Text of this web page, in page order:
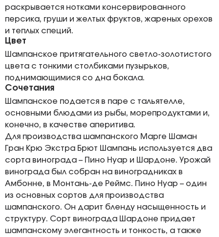
раскрывается нотками консервированного
персика, груши и желтых фруктов, жареных орехов
и теплых специй.
Цвет
Шампанское притягательного светло-золотистого
цвета с тонкими столбиками пузырьков,
поднимающимися со дна бокала.
Сочетания
Шампанское подается в паре с тальятелле,
основными блюдами из рыбы, морепродуктами и,
конечно, в качестве аперитива.
Для производства шампанского Марге Шаман
Гран Крю Экстра Брют Шампань используется два
сорта винограда – Пино Нуар и Шардоне. Урожай
винограда был собран на виноградниках в
Амбонне, в Монтань-де Реймс. Пино Нуар – один
из основных сортов для производства
шампанского. Он дарит бленду насыщенность и
структуру. Сорт винограда Шардоне придает
шампанскому элегантность и тонкость, а также